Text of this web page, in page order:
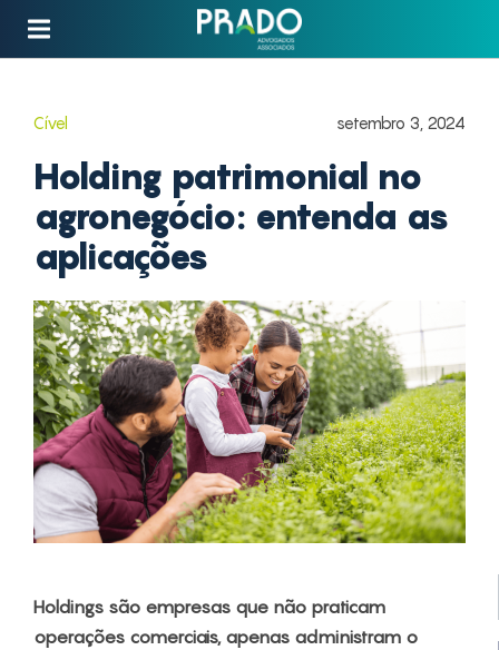
Cível setembro 3, 2024
Holding patrimonial no
agronegócio: entenda as
aplicações
Holdings são empresas que não praticam
operações comerciais, apenas administram o